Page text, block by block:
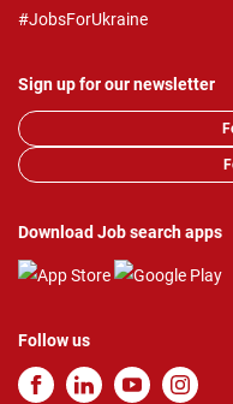
#JobsForUkraine
Sign up for our newsletter
Download Job search apps
Follow us